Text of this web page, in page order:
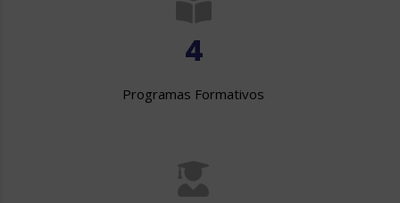
4
Programas Formativos